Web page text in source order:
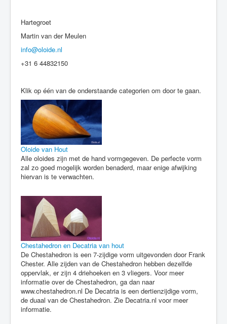
Hartegroet
Martin van der Meulen
info@oloide.nl
+31 6 44832150
Klik op één van de onderstaande categorien om door te gaan.
Oloide van Hout
Alle oloides zijn met de hand vormgegeven. De perfecte vorm
zal zo goed mogelijk worden benaderd, maar enige afwijking
hiervan is te verwachten.
Chestahedron en Decatria van hout
De Chestahedron is een 7-zijdige vorm uitgevonden door Frank
Chester. Alle zijden van de Chestahedron hebben dezelfde
oppervlak, er zijn 4 driehoeken en 3 vliegers. Voor meer
informatie over de Chestahedron, ga dan naar
www.chestahedron.nl De Decatria is een dertienzijdige vorm,
de duaal van de Chestahedron. Zie Decatria.nl voor meer
informatie.